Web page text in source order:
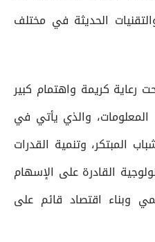
الحديثة في مختلف
رعاية كريمة واهتمام كبير
المعلومات، والذي يأتي في
المبتكر، وتنمية القدرات
القادرة على الإسهام
وبناء اقتصاد قائم على